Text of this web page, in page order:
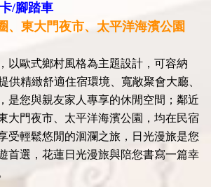
/腳踏車
、東大門夜市、太平洋海濱公園
以歐式鄉村風格為主題設計，可容納
供精緻舒適住宿環境、寬敞聚會大廳、
是您與親友家人專享的休閒空間；鄰近
大門夜市、太平洋海濱公園，均在民宿
受輕鬆悠閒的洄瀾之旅，日光漫旅是您
首選，花蓮日光漫旅與陪您書寫一篇幸